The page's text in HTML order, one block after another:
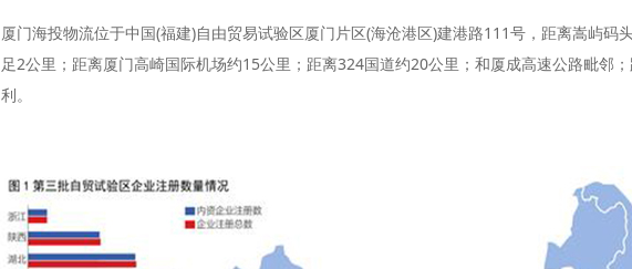
厦门海投物流位于中国(福建)自由贸易试验区厦门片区(海沧港区)建港路111号，距离嵩屿码
足2公里；距离厦门高崎国际机场约15公里；距离324国道约20公里；和厦成高速公路毗邻
利。